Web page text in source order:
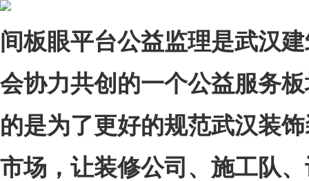
间板眼平台公益监理是武汉
会协力共创的一个公益服务
的是为了更好的规范武汉装
市场，让装修公司、施工队